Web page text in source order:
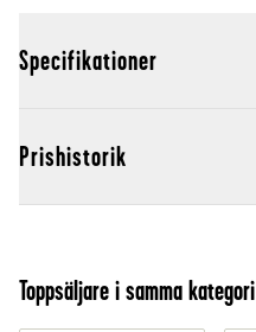
Specifikationer
Prishistorik
Toppsäljare i samma kategori